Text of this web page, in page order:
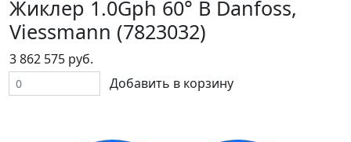
Жиклер 1.0Gph 60° B Danfoss,
Viessmann (7823032)
3 862 575 руб.
Добавить в корзину